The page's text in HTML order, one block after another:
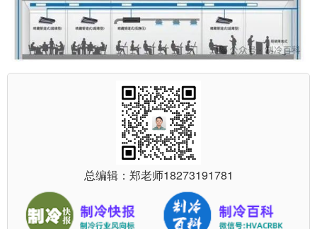
总编辑：郑老师18273191781